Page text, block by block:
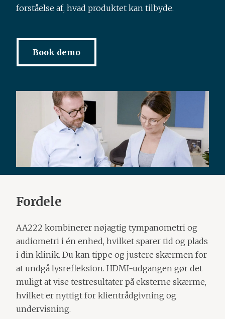
forståelse af, hvad produktet kan tilbyde.
Book demo
Fordele
AA222 kombinerer nøjagtig tympanometri og
audiometri i én enhed, hvilket sparer tid og plads
i din klinik. Du kan tippe og justere skærmen for
at undgå lysrefleksion. HDMI-udgangen gør det
muligt at vise testresultater på eksterne skærme,
hvilket er nyttigt for klientrådgivning og
undervisning.